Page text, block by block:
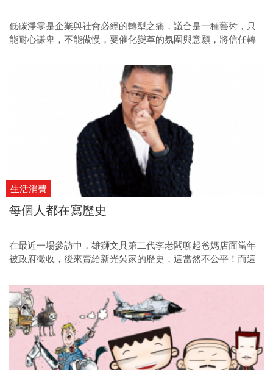
低碳淨零是企業與社會必經的轉型之痛，議合是一種藝術，只
能耐心謙卑，不能傲慢，要催化變革的氛圍與意願，將信任轉
生活消費
每個人都在寫歷史
在最近一場參訪中，雄獅文具第二代李老闆聊起爸媽店面當年
被政府徵收，後來賣給新光吳家的歷史，這當然不公平！而這
史容顏」。